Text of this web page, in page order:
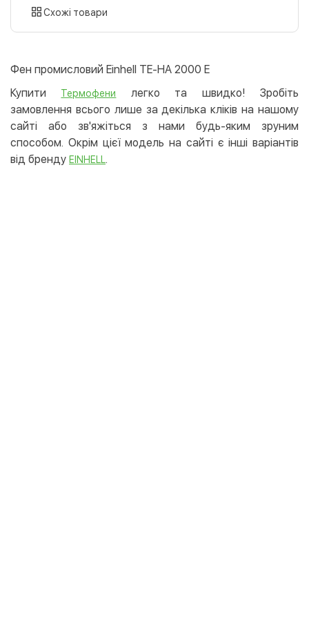
картою
LiqPay
Apple Pay
Google Pay
Безготівковий розрахунок
Оплата на карту юр.особи
Безкоштовно
Схожі товари
Фен промисловий Einhell TE-HA 2000 E
Купити
Термофени
легко та швидко! Зробіть
замовлення всього лише за декілька кліків на нашому
сайті або зв'яжіться з нами будь-яким зруним
способом. Окрім цієї модель на сайті є інші варіантів
від бренду EINHELL.